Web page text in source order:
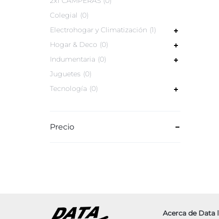
Colegial
0
Electrohogar y Climatización 1
Hogar & Deco
0
Indumentaria
0
Juguetes
0
Tecnología
0
Precio
Acerca de Data